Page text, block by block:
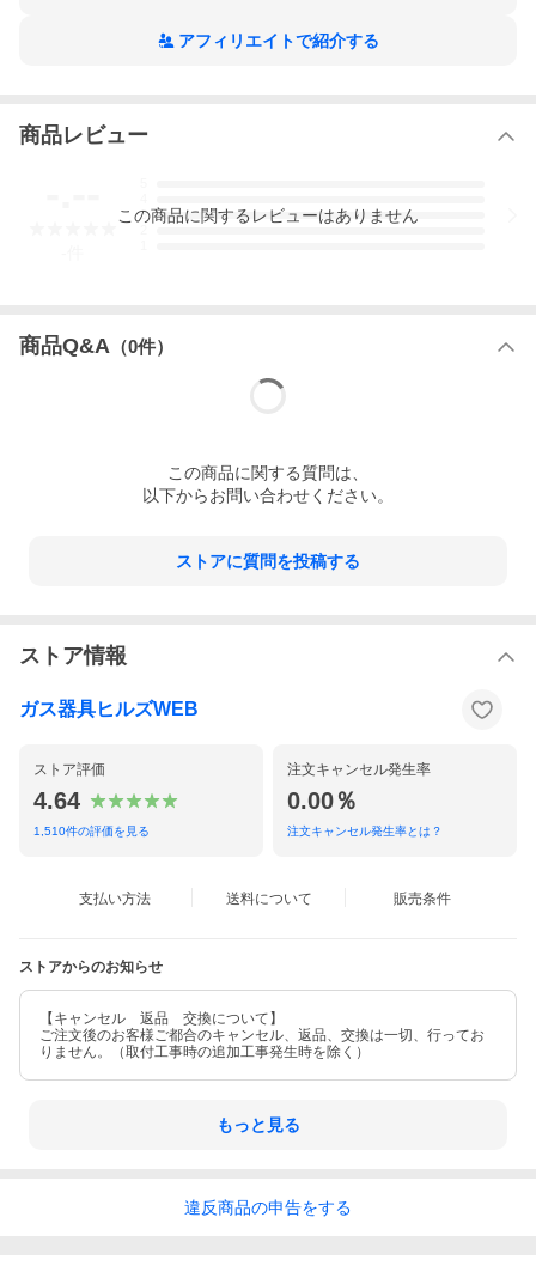
調理油過熱防止装置/立消え安全装置/焦げつき消火機能
ロック
感震停止機能
アフィリエイトで紹介する
商品レビュー
3
この商品に関するレビューはありません
商品Q&A （0件）
この商品に関する質問は、
以下からお問い合わせください。
ストアに質問を投稿する
ストア情報
ガス器具ヒルズWEB
ストア評価
4.64
1,510件の評価を見る
注文キャンセル発生率
0.00％
注文キャンセル発生率とは？
支払い方法 送料について 販売条件
ストアからのお知らせ
【キャンセル 返品 交換について】
ご注文後のお客様ご都合のキャンセル、返品、交換は一切、行ってお
りません。（取付工事時の追加工事発生時を除く）
もっと見る
違反商品の申告をする